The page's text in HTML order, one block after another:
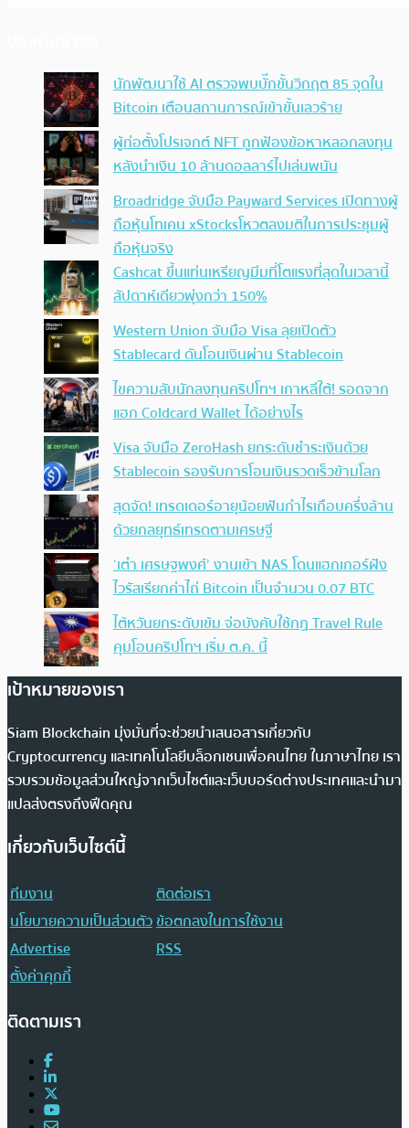
นักพัฒนาใช้ AI ตรวจพบบั๊กขั้นวิกฤต 85 จุดใน
Bitcoin เตือนสถานการณ์เข้าขั้นเลวร้าย
ผู้ก่อตั้งโปรเจกต์ NFT ถูกฟ้องข้อหาหลอกลงทุน
หลังนำเงิน 10 ล้านดอลลาร์ไปเล่นพนัน
Broadridge จับมือ Payward Services เปิดทางผู้
ถือหุ้นโทเคน xStocksโหวตลงมติในการประชุมผู้
ถือหุ้นจริง
Cashcat ขึ้นแท่นเหรียญมีมที่โตแรงที่สุดในเวลานี้
สัปดาห์เดียวพุ่งกว่า 150%
Western Union จับมือ Visa ลุยเปิดตัว
Stablecard ดันโอนเงินผ่าน Stablecoin
ไขความลับนักลงทุนคริปโทฯ เกาหลีใต้! รอดจาก
แฮก Coldcard Wallet ได้อย่างไร
Visa จับมือ ZeroHash ยกระดับชำระเงินด้วย
Stablecoin รองรับการโอนเงินรวดเร็วข้ามโลก
สุดจัด! เทรดเดอร์อายุน้อยฟันกำไรเกือบครึ่งล้าน
ด้วยกลยุทธ์เทรดตามเศรษฐี
‘เต๋า เศรษฐพงศ์’ งานเข้า NAS โดนแฮกเกอร์ฝัง
ไวรัสเรียกค่าไถ่ Bitcoin เป็นจำนวน 0.07 BTC
ไต้หวันยกระดับเข้ม จ่อบังคับใช้กฏ Travel Rule
คุมโอนคริปโทฯ เริ่ม ต.ค. นี้
เป้าหมายของเรา
Siam Blockchain มุ่งมั่นที่จะช่วยนำเสนอสารเกี่ยวกับ
Cryptocurrency และเทคโนโลยีบล็อกเชนเพื่อคนไทย ในภาษาไทย เรา
รวบรวมข้อมูลส่วนใหญ่จากเว็บไซต์และเว็บบอร์ดต่างประเทศและนำมา
แปลส่งตรงถึงฟีดคุณ
เกี่ยวกับเว็บไซต์นี้
ทีมงาน
ติดต่อเรา
นโยบายความเป็นส่วนตัวข้อตกลงในการใช้งาน
Advertise
RSS
ตั้งค่าคุกกี้
ติดตามเรา